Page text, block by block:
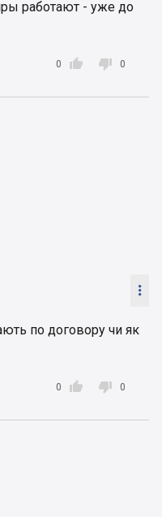
работают - уже до

0  0

по договору чи як

0  0